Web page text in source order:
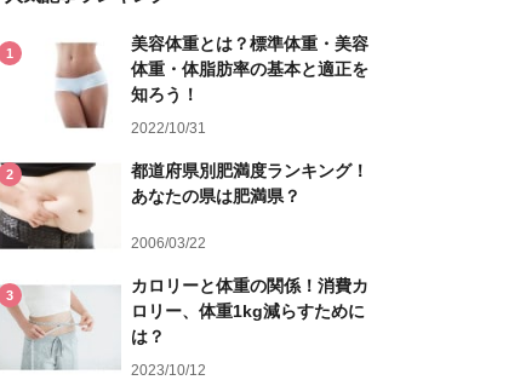
1
美容体重とは？標準体重・美容
体重・体脂肪率の基本と適正を
知ろう！
2022/10/31
2
都道府県別肥満度ランキング！
あなたの県は肥満県？
2006/03/22
3
カロリーと体重の関係！消費カ
ロリー、体重1kg減らすために
は？
2023/10/12